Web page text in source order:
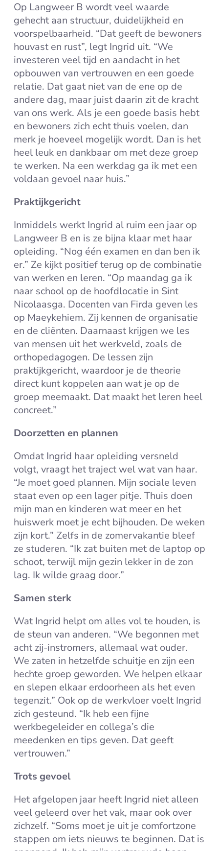
Op Langweer B wordt veel waarde
gehecht aan structuur, duidelijkheid en
voorspelbaarheid. “Dat geeft de bewoners
houvast en rust”, legt Ingrid uit. “We
investeren veel tijd en aandacht in het
opbouwen van vertrouwen en een goede
relatie. Dat gaat niet van de ene op de
andere dag, maar juist daarin zit de kracht
van ons werk. Als je een goede basis hebt
en bewoners zich echt thuis voelen, dan
merk je hoeveel mogelijk wordt. Dan is het
heel leuk en dankbaar om met deze groep
te werken. Na een werkdag ga ik met een
voldaan gevoel naar huis.”
Praktijkgericht
Inmiddels werkt Ingrid al ruim een jaar op
Langweer B en is ze bijna klaar met haar
opleiding. “Nog één examen en dan ben ik
er.” Ze kijkt positief terug op de combinatie
van werken en leren. “Op maandag ga ik
naar school op de hoofdlocatie in Sint
Nicolaasga. Docenten van Firda geven les
op Maeykehiem. Zij kennen de organisatie
en de cliënten. Daarnaast krijgen we les
van mensen uit het werkveld, zoals de
orthopedagogen. De lessen zijn
praktijkgericht, waardoor je de theorie
direct kunt koppelen aan wat je op de
groep meemaakt. Dat maakt het leren heel
concreet.”
Doorzetten en plannen
Omdat Ingrid haar opleiding versneld
volgt, vraagt het traject wel wat van haar.
“Je moet goed plannen. Mijn sociale leven
staat even op een lager pitje. Thuis doen
mijn man en kinderen wat meer en het
huiswerk moet je echt bijhouden. De weken
zijn kort.” Zelfs in de zomervakantie bleef
ze studeren. “Ik zat buiten met de laptop op
schoot, terwijl mijn gezin lekker in de zon
lag. Ik wilde graag door.”
Samen sterk
Wat Ingrid helpt om alles vol te houden, is
de steun van anderen. “We begonnen met
acht zij-instromers, allemaal wat ouder.
We zaten in hetzelfde schuitje en zijn een
hechte groep geworden. We helpen elkaar
en slepen elkaar erdoorheen als het even
tegenzit.” Ook op de werkvloer voelt Ingrid
zich gesteund. “Ik heb een fijne
werkbegeleider en collega’s die
meedenken en tips geven. Dat geeft
vertrouwen.”
Trots gevoel
Het afgelopen jaar heeft Ingrid niet alleen
veel geleerd over het vak, maar ook over
zichzelf. “Soms moet je uit je comfortzone
stappen om iets nieuws te beginnen. Dat is